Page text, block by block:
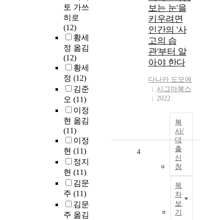
토 가쓰
히로
(12)
황세
정 옮김
(12)
황세
정 (12)
김준
오 (11)
이정
현 옮김
(11)
이정
현 (11)
정지
현 (11)
김문
주 (11)
김문
주 옮김
보는 눈'을
키우려면
인간의 '사
고의 습
관'부터 알
아야 한다
다나카 도모에
시그마북스
2022
복
사/
대
출
신
청
목
차
보
기
4